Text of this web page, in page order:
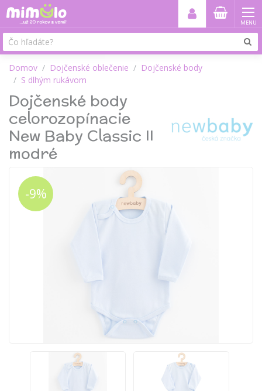
MENU
Domov Dojčenské oblečenie
Dojčenské body
S dlhým rukávom
Dojčenské body
celorozopínacie
New Baby Classic II
modré
-9%